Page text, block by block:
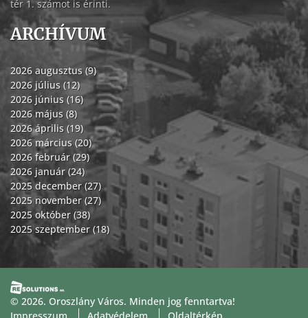
tér 1. számot is érinti.
ARCHÍVUM
2026 augusztus (9)
2026 július (12)
2026 június (16)
2026 május (8)
2026 április (19)
2026 március (20)
2026 február (29)
2026 január (24)
2025 december (27)
2025 november (27)
2025 október (38)
2025 szeptember (18)
© 2026. Oroszlány Város. Minden jog fenntartva!
Impresszum
Adatvédelem Oldaltérkép